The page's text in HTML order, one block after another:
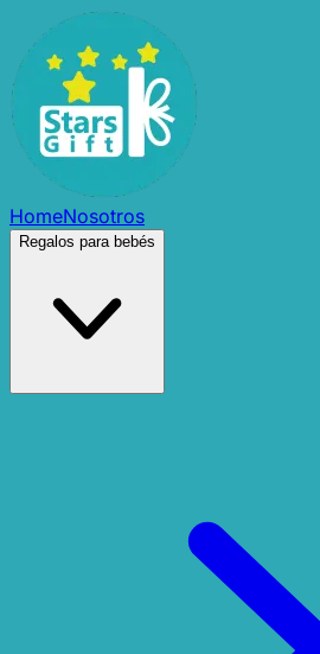
HomeNosotros
Regalos para bebés